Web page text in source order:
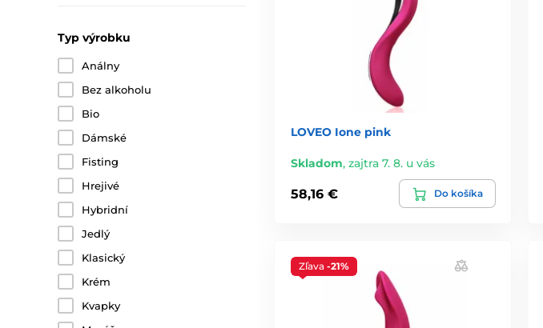
Typ výrobku
Análny
Bez alkoholu
Bio
Dámské
Fisting
Hrejivé
Hybridní
Jedlý
Klasický
Krém
Kvapky
LOVEO Ione pink
Skladom, zajtra 7. 8. u vás
58,16 € Do košíka
Zľava -21%